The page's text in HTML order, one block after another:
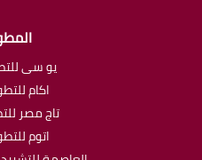
يو سى
اكام
تاج مصر
اتوم